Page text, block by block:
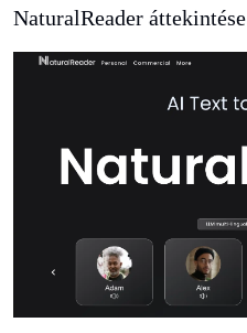
NaturalReader áttekintése